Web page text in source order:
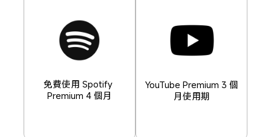
免費使用 Spotify
Premium 4 個月
YouTube Premium 3 個
月使用期